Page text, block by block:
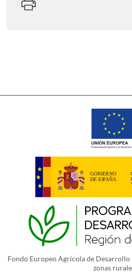
Fondo Europeo Agrícola de
zonas